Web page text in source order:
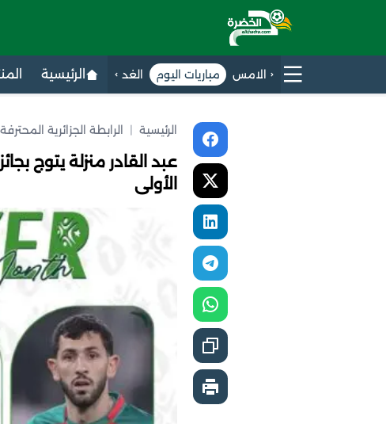
الامس مباريات اليوم الغد الرئيسية
الرئيسية | الرابطة الجزائرية
عبد القادر منزلة يتوج
الأولى